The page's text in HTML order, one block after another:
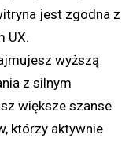
jest zgodna z
UX.
wyższą
z silnym
większe szanse
którzy aktywnie